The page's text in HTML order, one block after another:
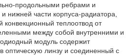
продольными ребрами и
нижней части корпуса-радиатора,
теплоотвод от
между собой внутренними и
модуль содержит
оптическую линзу и соединенный с